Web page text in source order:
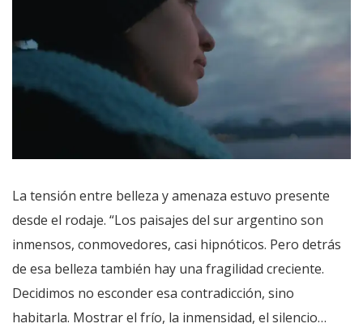
La tensión entre belleza y amenaza estuvo presente
desde el rodaje. “Los paisajes del sur argentino son
inmensos, conmovedores, casi hipnóticos. Pero detrás
de esa belleza también hay una fragilidad creciente.
Decidimos no esconder esa contradicción, sino
habitarla. Mostrar el frío, la inmensidad, el silencio…